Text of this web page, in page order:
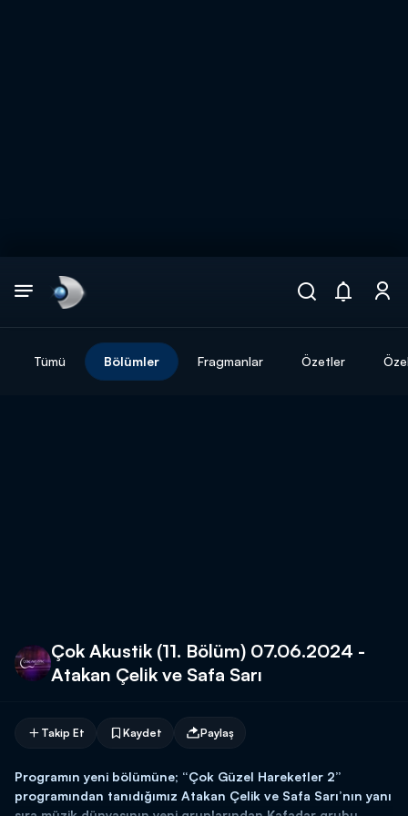
Tümü Bölümler Fragmanlar Özetler
Çok Akustik (11. Bölüm) 07.06.2024 -
Atakan Çelik ve Safa Sarı
Takip Et Kaydet Paylaş
Programın yeni bölümüne; “Çok Güzel Hareketler 2”
programından tanıdığımız Atakan Çelik ve Safa Sarı’nın yanı